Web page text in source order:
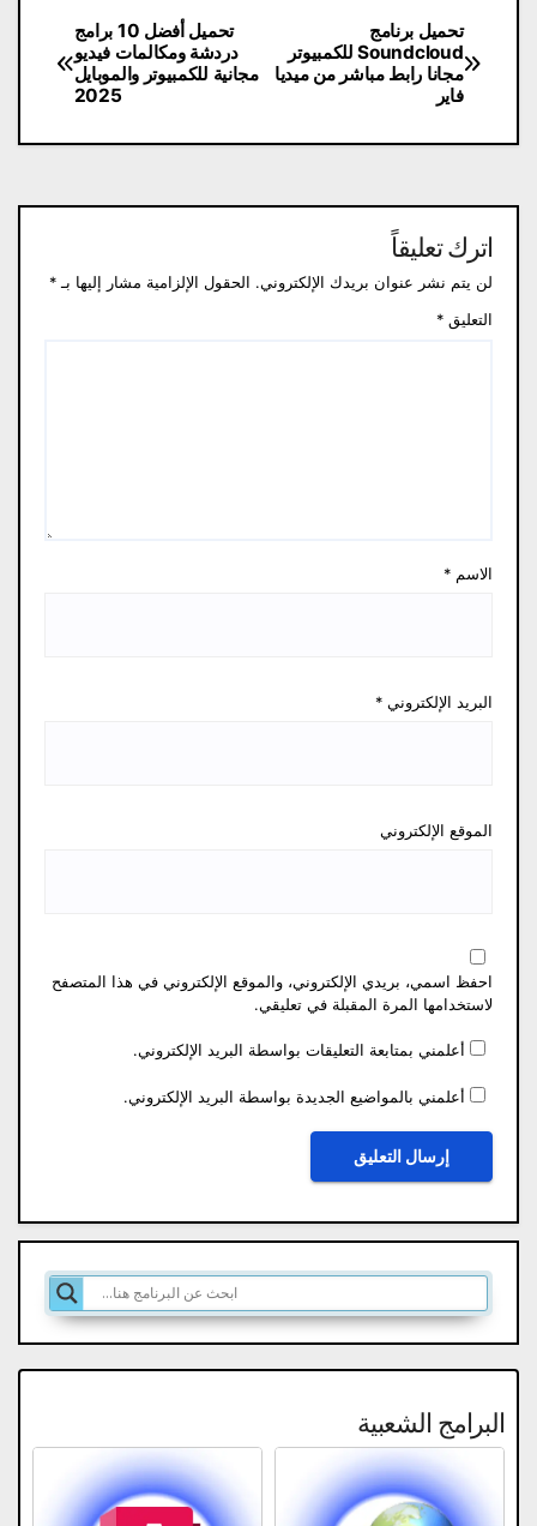
تصفّح
المقالات
تحميل أفضل 10 برامج
دردشة ومكالمات فيديو
مجانية للكمبيوتر والموبايل
2025
تحميل برنامج
Soundcloud للكمبيوتر
مجانا رابط مباشر من ميديا ​​
فاير
اترك تعليقاً
لن يتم نشر عنوان بريدك الإلكتروني. الحقول الإلزامية مشار إليها بـ *
التعليق *
الاسم *
البريد الإلكتروني *
الموقع الإلكتروني
احفظ اسمي، بريدي الإلكتروني، والموقع الإلكتروني في هذا المتصفح
لاستخدامها المرة المقبلة في تعليقي.
أعلمني بمتابعة التعليقات بواسطة البريد الإلكتروني.
أعلمني بالمواضيع الجديدة بواسطة البريد الإلكتروني.
البرامج الشعبية